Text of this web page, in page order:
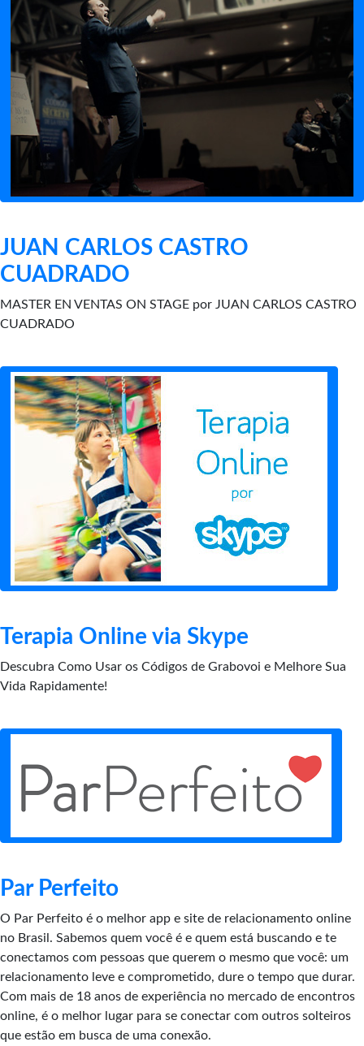
JUAN CARLOS CASTRO
CUADRADO
MASTER EN VENTAS ON STAGE por JUAN CARLOS CASTRO
CUADRADO
Terapia Online via Skype
Descubra Como Usar os Códigos de Grabovoi e Melhore Sua
Vida Rapidamente!
Par Perfeito
O Par Perfeito é o melhor app e site de relacionamento online
no Brasil. Sabemos quem você é e quem está buscando e te
conectamos com pessoas que querem o mesmo que você: um
relacionamento leve e comprometido, dure o tempo que durar.
Com mais de 18 anos de experiência no mercado de encontros
online, é o melhor lugar para se conectar com outros solteiros
que estão em busca de uma conexão.